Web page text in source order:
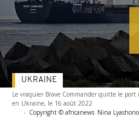
Le vraquier Brave Commander quitte le
en Ukraine, le 16 août 2022
- Copyright © africanews Nina
UKRAINE